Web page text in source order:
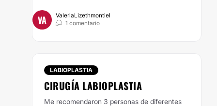
VA
ValeriaLizethmontiel
1 comentario
LABIOPLASTIA
CIRUGÍA LABIOPLASTIA
Me recomendaron 3 personas de diferentes